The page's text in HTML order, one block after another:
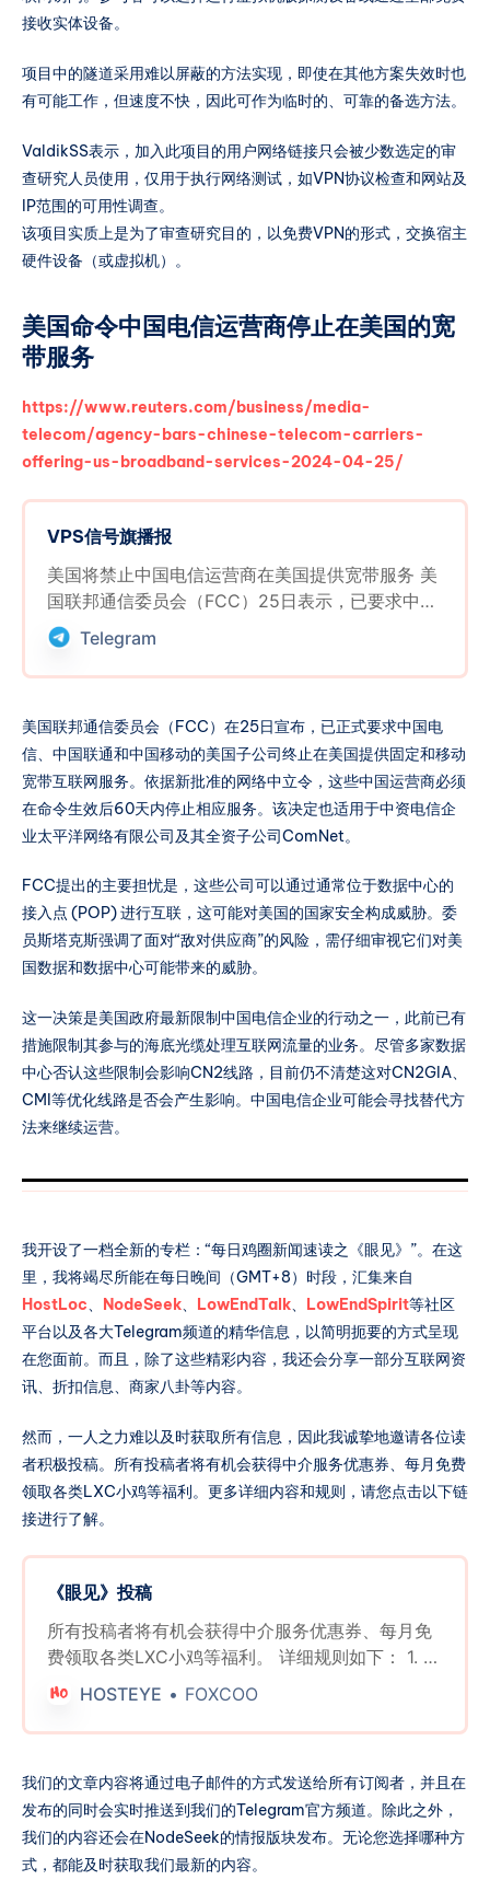
接收实体设备。
项目中的隧道采用难以屏蔽的方法实现，即使在其他方案失效时也
有可能工作，但速度不快，因此可作为临时的、可靠的备选方法。
ValdikSS表示，加入此项目的用户网络链接只会被少数选定的审
查研究人员使用，仅用于执行网络测试，如VPN协议检查和网站及
IP范围的可用性调查。
该项目实质上是为了审查研究目的，以免费VPN的形式，交换宿主
硬件设备（或虚拟机）。
美国命令中国电信运营商停止在美国的宽
带服务
https://www.reuters.com/business/media-
telecom/agency-bars-chinese-telecom-carriers-
offering-us-broadband-services-2024-04-25/
VPS信号旗播报
美国将禁止中国电信运营商在美国提供宽带服务 美
国联邦通信委员会（FCC）25日表示，已要求中国
电信、中国联通和中国移动的美国子公司停止在美
国境内的固定或移动宽带互联网业务。美国联邦通
信委员会表示，它要求中国运营商在周四批准的网
还适用于中资电信企业太平洋网络有限公司及其全
资子公司 ComNet。 美国联邦通信委员会提到，中
国可访问通常位于数据中心内的接入点 (POP) 存在
国家安全方面的担忧。FCC 专员斯塔克斯表示：
“他们正在与其他网络互连，并可以访问重要的接入
们的数据和数据中心构成的威胁”。这是华盛顿限制
中国电信运营商的最新行动，包括限制处理互联网
流量的海底光缆。（路透社） 今天，FCC 以 3 比
2 投票决定恢复美国的网络中立规则，扩大了政府
国的电信运营商在美国从事宽带接入业务以执行此
前禁止这些公司提供电信服务的命令，多家IDC曾
否认会影响CN2线路。目前没有明确信息可以判断
是否会对CN2GIA、CMI等优化线路造成影响。电
信企业也可能采取变通的做法。 [消息等级 Level C
Telegram
美国联邦通信委员会（FCC）在25日宣布，已正式要求中国电
信、中国联通和中国移动的美国子公司终止在美国提供固定和移动
宽带互联网服务。依据新批准的网络中立令，这些中国运营商必须
在命令生效后60天内停止相应服务。该决定也适用于中资电信企
业太平洋网络有限公司及其全资子公司ComNet。
FCC提出的主要担忧是，这些公司可以通过通常位于数据中心的
接入点 (POP) 进行互联，这可能对美国的国家安全构成威胁。委
员斯塔克斯强调了面对“敌对供应商”的风险，需仔细审视它们对美
国数据和数据中心可能带来的威胁。
这一决策是美国政府最新限制中国电信企业的行动之一，此前已有
措施限制其参与的海底光缆处理互联网流量的业务。尽管多家数据
中心否认这些限制会影响CN2线路，目前仍不清楚这对CN2GIA、
CMI等优化线路是否会产生影响。中国电信企业可能会寻找替代方
法来继续运营。
我开设了一档全新的专栏：“每日鸡圈新闻速读之《眼见》”。在这
里，我将竭尽所能在每日晚间（GMT+8）时段，汇集来自
HostLoc、 NodeSeek、 LowEndTalk、 LowEndSpirit等社区
平台以及各大Telegram频道的精华信息，以简明扼要的方式呈现
在您面前。而且，除了这些精彩内容，我还会分享一部分互联网资
讯、折扣信息、商家八卦等内容。
然而，一人之力难以及时获取所有信息，因此我诚挚地邀请各位读
者积极投稿。所有投稿者将有机会获得中介服务优惠券、每月免费
领取各类LXC小鸡等福利。更多详细内容和规则，请您点击以下链
接进行了解。
《眼见》投稿
所有投稿者将有机会获得中介服务优惠券、每月免
费领取各类LXC小鸡等福利。 详细规则如下： 1. 有
效投稿奖励： * 所有提交有效信息并留下有效联系
有机会参与抽奖。 * 每周将随机抽取三名获奖者，
采纳投稿奖励： * 被采用的投稿将直接获得一张中
介服务免费优惠券。 3. 月度有效投稿数量统计奖
励： * 每月最后一天，根据后台统计的相同联系方
式和相同网站注册的电子邮箱账户下的非垃圾投稿
HOSTEYE FOXCOO
我们的文章内容将通过电子邮件的方式发送给所有订阅者，并且在
发布的同时会实时推送到我们的Telegram官方频道。除此之外，
我们的内容还会在NodeSeek的情报版块发布。无论您选择哪种方
式，都能及时获取我们最新的内容。